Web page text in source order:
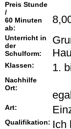
Preis Stunde
/
60 Minuten
ab:
Unterricht in
der
Schulform:
Klassen: 1.
Nachhilfe
Ort:
Art:
Qualifikation: Ich